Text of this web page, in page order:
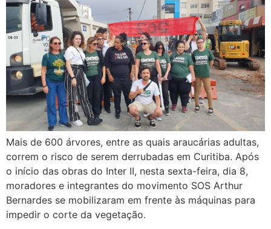
Mais de 600 árvores, entre as quais araucárias adultas,
correm o risco de serem derrubadas em Curitiba. Após
o início das obras do Inter II, nesta sexta-feira, dia 8,
moradores e integrantes do movimento SOS Arthur
Bernardes se mobilizaram em frente às máquinas para
impedir o corte da vegetação.